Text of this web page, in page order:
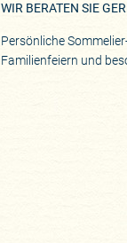
WIR BERATEN SIE
Persönliche
Familienfeiern und